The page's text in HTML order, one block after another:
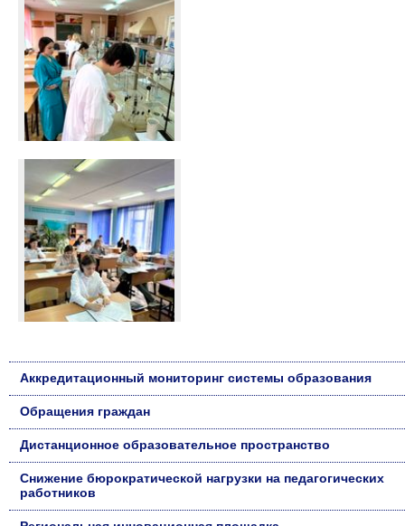
Аккредитационный мониторинг системы образования
Обращения граждан
Дистанционное образовательное пространство
Снижение бюрократической нагрузки на педагогических
работников